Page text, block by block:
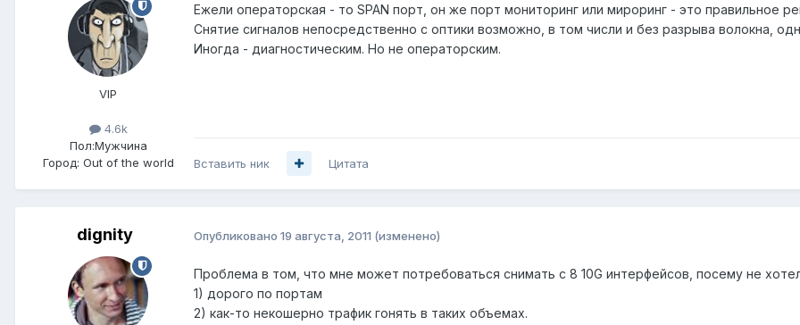
VIP
4.6k
Пол:Мужчина
Город: Out of the world
Ежели операторская - то SPAN порт, он же порт мониторинг или мироринг - это правильное
Снятие сигналов непосредственно с оптики возможно, в том числи и без разрыва волокна,
Иногда - диагностическим. Но не операторским.
Вставить ник Цитата
dignity Опубликовано 19 августа, 2011 (изменено)
Проблема в том, что мне может потребоваться снимать с 8 10G интерфейсов, посему не
1) дорого по портам
2) как-то некошерно трафик гонять в таких объемах.